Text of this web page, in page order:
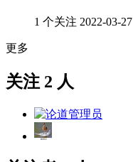
1 个关注 2022-03-27
更多
关注 2 人